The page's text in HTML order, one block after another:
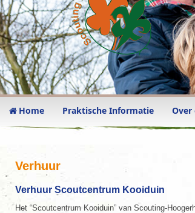
Home Praktische Informatie Over
Verhuur
Verhuur Scoutcentrum Kooiduin
Het “Scoutcentrum Kooiduin” van Scouting-